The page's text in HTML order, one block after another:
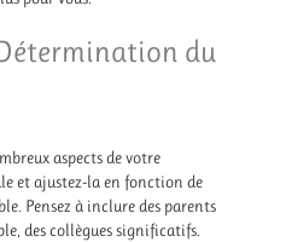
du
aspects de votre
et ajustez-la en fonction de
Pensez à inclure des parents
des collègues significatifs.